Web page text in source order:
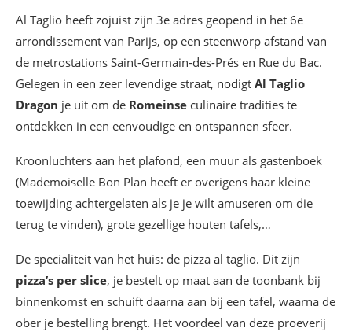
Al Taglio heeft zojuist zijn 3e adres geopend in het 6e
arrondissement van Parijs, op een steenworp afstand van
de metrostations Saint-Germain-des-Prés en Rue du Bac.
Gelegen in een zeer levendige straat, nodigt Al Taglio
Dragon je uit om de Romeinse culinaire tradities te
ontdekken in een eenvoudige en ontspannen sfeer.
Kroonluchters aan het plafond, een muur als gastenboek
(Mademoiselle Bon Plan heeft er overigens haar kleine
toewijding achtergelaten als je je wilt amuseren om die
terug te vinden), grote gezellige houten tafels,…
De specialiteit van het huis: de pizza al taglio. Dit zijn
pizza’s per slice, je bestelt op maat aan de toonbank bij
binnenkomst en schuift daarna aan bij een tafel, waarna de
ober je bestelling brengt. Het voordeel van deze proeverij